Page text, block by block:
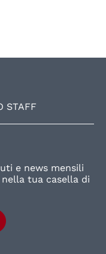
STAFF
e news mensili
tua casella di